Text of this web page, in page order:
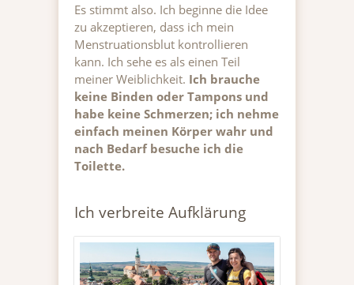
Es stimmt also. Ich beginne die Idee
zu akzeptieren, dass ich mein
Menstruationsblut kontrollieren
kann. Ich sehe es als einen Teil
meiner Weiblichkeit. Ich brauche
keine Binden oder Tampons und
habe keine Schmerzen; ich nehme
einfach meinen Körper wahr und
nach Bedarf besuche ich die
Toilette.
Ich verbreite Aufklärung